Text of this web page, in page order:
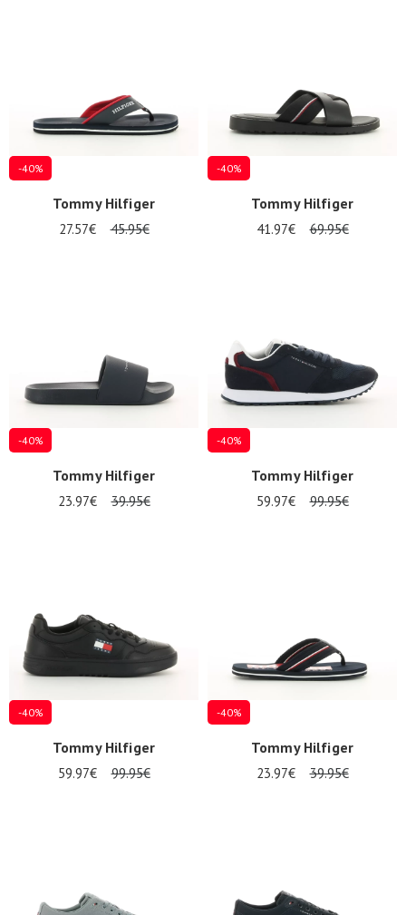
-40%
Tommy Hilfiger
27.57€ 45.95€
-40%
Tommy Hilfiger
41.97€ 69.95€
-40%
Tommy Hilfiger
23.97€ 39.95€
-40%
Tommy Hilfiger
59.97€ 99.95€
-40%
Tommy Hilfiger
59.97€ 99.95€
-40%
Tommy Hilfiger
23.97€ 39.95€